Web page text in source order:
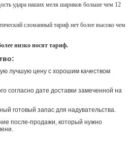
удара наших меля шариков больше чем 12
сломанный тариф нет более высоко чем
низко носят тариф.
лучшую цену с хорошим качеством
согласно дате доставки замеченной на
готовый запас для надувательства.
после-продажи, который нужно